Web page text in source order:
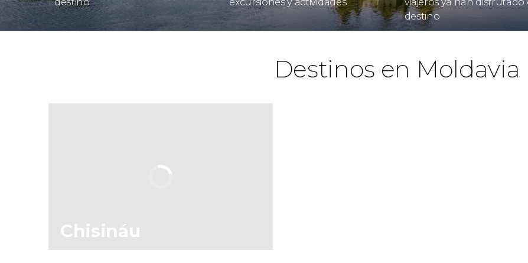
destino
Destinos en Moldavia
Chisináu